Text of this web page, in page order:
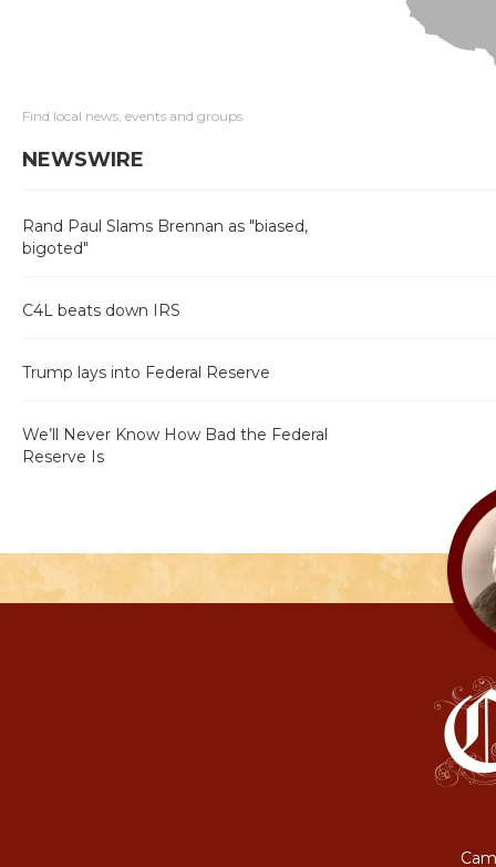
Find local news, events and groups
NEWSWIRE
Rand Paul Slams Brennan as "biased,
bigoted"
C4L beats down IRS
Trump lays into Federal Reserve
We’ll Never Know How Bad the Federal
Reserve Is